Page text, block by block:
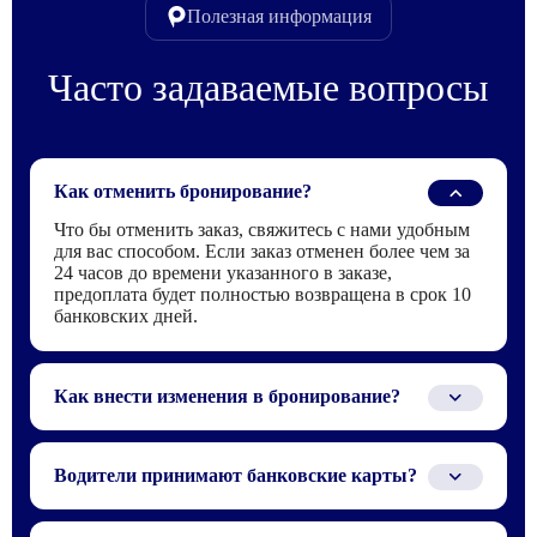
Полезная информация
Часто задаваемые вопросы
Как отменить бронирование?
Что бы отменить заказ, свяжитесь с нами удобным
для вас способом. Если заказ отменен более чем за
24 часов до времени указанного в заказе,
предоплата будет полностью возвращена в срок 10
банковских дней.
Как внести изменения в бронирование?
Для того что бы внести изменения в заказ,
свяжитесь с нами по телефону или электронной
почте, которые указаны в бронирование.
Водители принимают банковские карты?
Водителю можно заплатить только наличными или